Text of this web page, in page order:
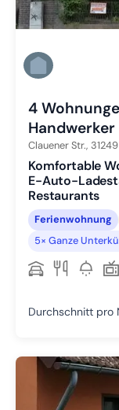
4
Handwerker
Clauener Str., 31249
Komfortable
E-Auto-
Restaurants
Ferienwohnung
5× Ganze
Durchschnitt pro